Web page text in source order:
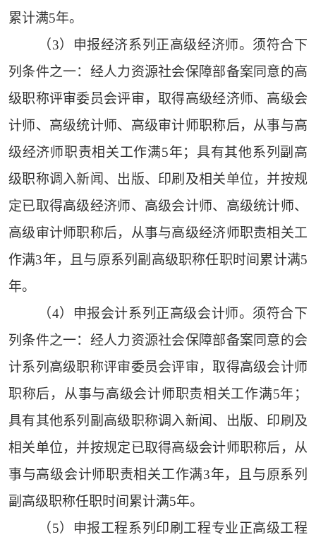
累计满5年。
（3）申报经济系列正高级经济师。须符合下
列条件之一：经人力资源社会保障部备案同意的高
级职称评审委员会评审，取得高级经济师、高级会
计师、高级统计师、高级审计师职称后，从事与高
级经济师职责相关工作满5年；具有其他系列副高
级职称调入新闻、出版、印刷及相关单位，并按规
定已取得高级经济师、高级会计师、高级统计师、
高级审计师职称后，从事与高级经济师职责相关工
作满3年，且与原系列副高级职称任职时间累计满5
年。
（4）申报会计系列正高级会计师。须符合下
列条件之一：经人力资源社会保障部备案同意的会
计系列高级职称评审委员会评审，取得高级会计师
职称后，从事与高级会计师职责相关工作满5年；
具有其他系列副高级职称调入新闻、出版、印刷及
相关单位，并按规定已取得高级会计师职称后，从
事与高级会计师职责相关工作满3年，且与原系列
副高级职称任职时间累计满5年。
（5）申报工程系列印刷工程专业正高级工程